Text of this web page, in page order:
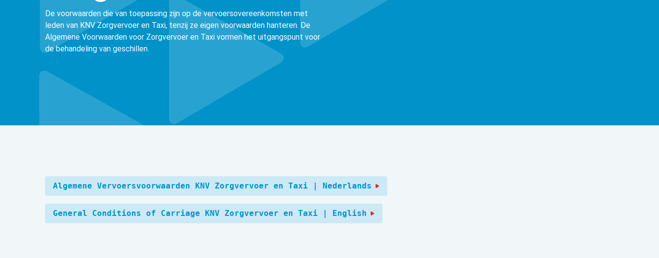
De voorwaarden die van toepassing zijn op de vervoersovereenkomsten met
leden van KNV Zorgvervoer en Taxi, tenzij ze eigen voorwaarden hanteren. De
Algemene Voorwaarden voor Zorgvervoer en Taxi vormen het uitgangspunt voor
de behandeling van geschillen.
Algemene Vervoersvoorwaarden KNV Zorgvervoer en Taxi | Nederlands
General Conditions of Carriage KNV Zorgvervoer en Taxi | English